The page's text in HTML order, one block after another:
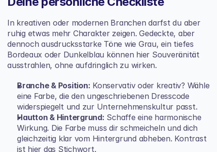
In kreativen oder modernen Branchen darfst du aber
ruhig etwas mehr Charakter zeigen. Gedeckte, aber
dennoch ausdrucksstarke Töne wie Grau, ein tiefes
Bordeaux oder Dunkelblau können hier Souveränität
ausstrahlen, ohne aufdringlich zu wirken.
Branche & Position: Konservativ oder kreativ? Wähle
eine Farbe, die den ungeschriebenen Dresscode
widerspiegelt und zur Unternehmenskultur passt.
Hautton & Hintergrund: Schaffe eine harmonische
Wirkung. Die Farbe muss dir schmeicheln und dich
gleichzeitig klar vom Hintergrund abheben. Kontrast
ist hier das Stichwort.